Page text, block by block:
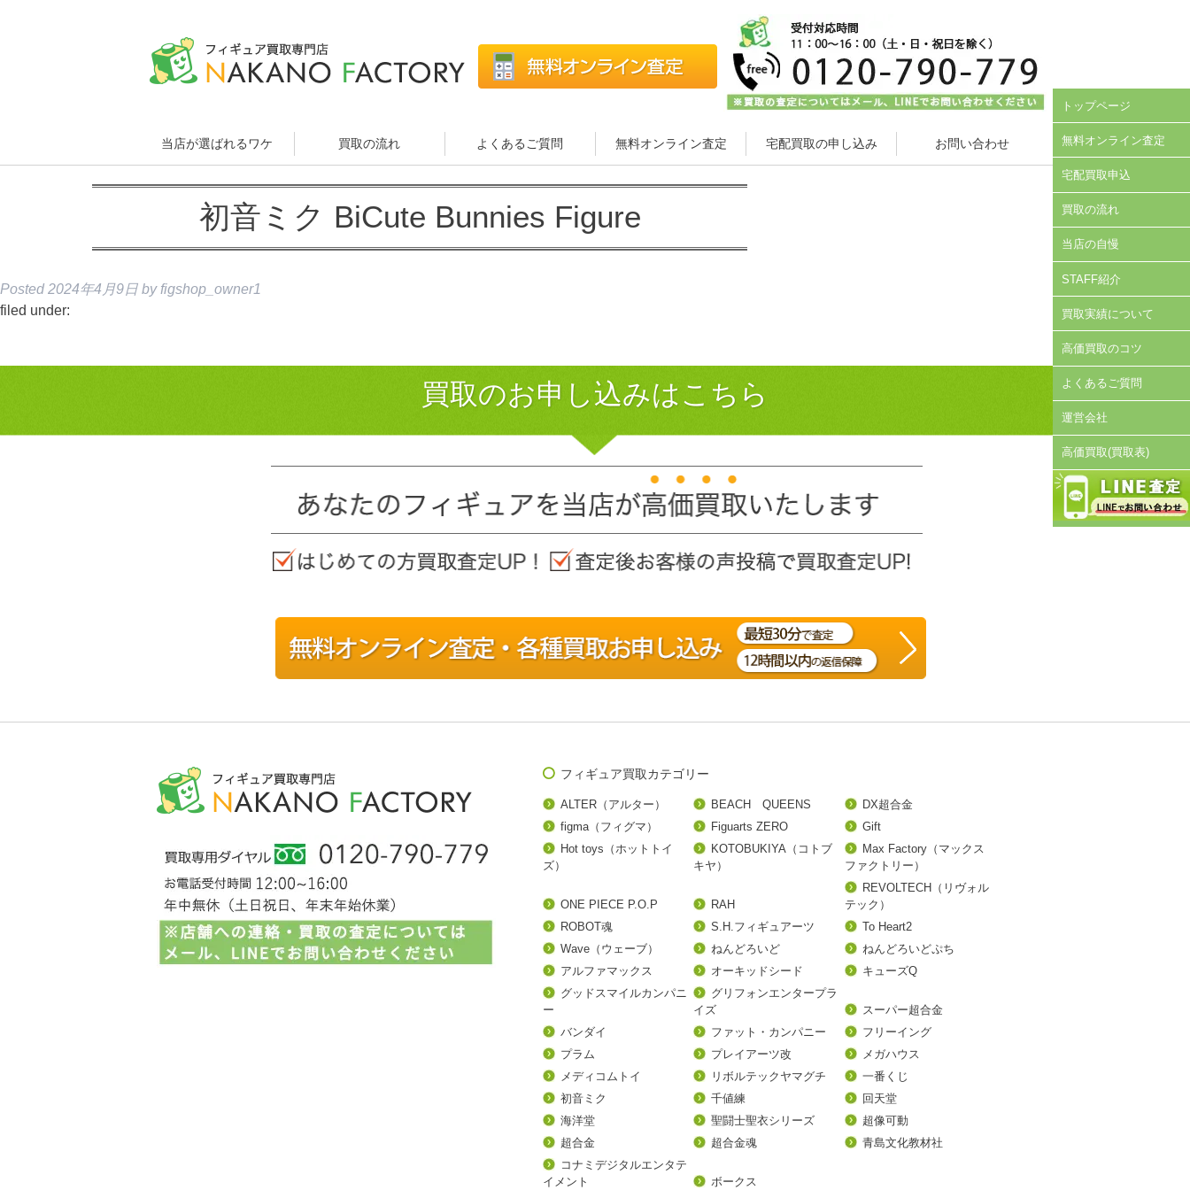
当店が選ばれるワケ 買取の流れ よくあるご質問 無料オンライン査定 宅配買取の申し込み お問い合わせ
初音ミク BiCute Bunnies Figure
Posted 2024年4月9日 by figshop_owner1
filed under:
トップページ
無料オンライン査定
宅配買取申込
買取の流れ
当店の自慢
STAFF紹介
買取実績について
高価買取のコツ
よくあるご質問
運営会社
高価買取(買取表)
買取のお申し込みはこちら
フィギュア買取カテゴリー
ALTER（アルター） BEACH QUEENS
DX超合金
figma（フィグマ）
Figuarts ZERO
Gift
Hot toys（ホットトイ
ズ）
KOTOBUKIYA（コトブ
キヤ）
Max Factory（マックス
ファクトリー）
ONE PIECE P.O.P RAH
REVOLTECH（リヴォル
テック）
ROBOT魂
S.H.フィギュアーツ
To Heart2
Wave（ウェーブ）
ねんどろいど
ねんどろいどぷち
アルファマックス
オーキッドシード
キューズQ
グッドスマイルカンパニ
ー
グリフォンエンタープラ
イズ
スーパー超合金
バンダイ
ファット・カンパニー
フリーイング
プラム
プレイアーツ改
メガハウス
メディコムトイ
リボルテックヤマグチ
一番くじ
初音ミク
千値練
回天堂
海洋堂
聖闘士聖衣シリーズ
超像可動
超合金
超合金魂
青島文化教材社
コナミデジタルエンタテ
イメント
ボークス